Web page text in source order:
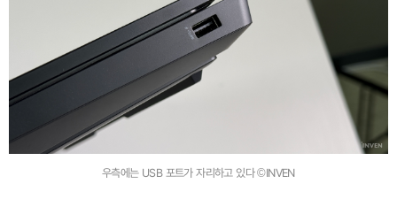
우측에는 USB 포트가 자리하고 있다 ©INVEN